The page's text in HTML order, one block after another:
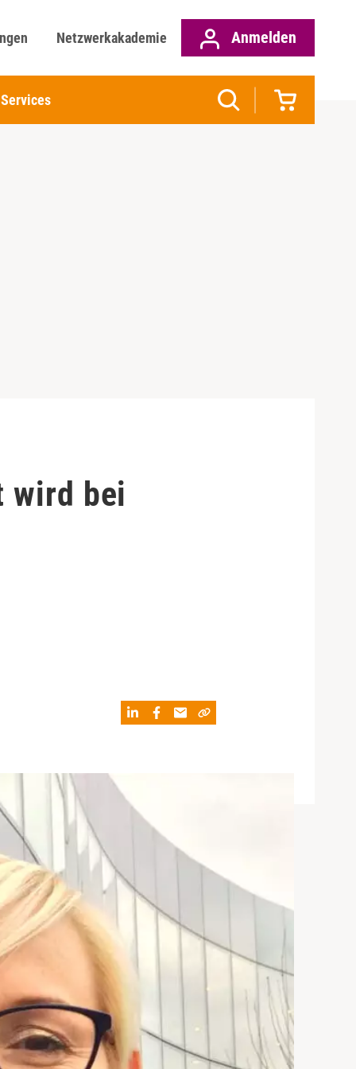
Netzwerkakademie Anmelden
Services
wird bei